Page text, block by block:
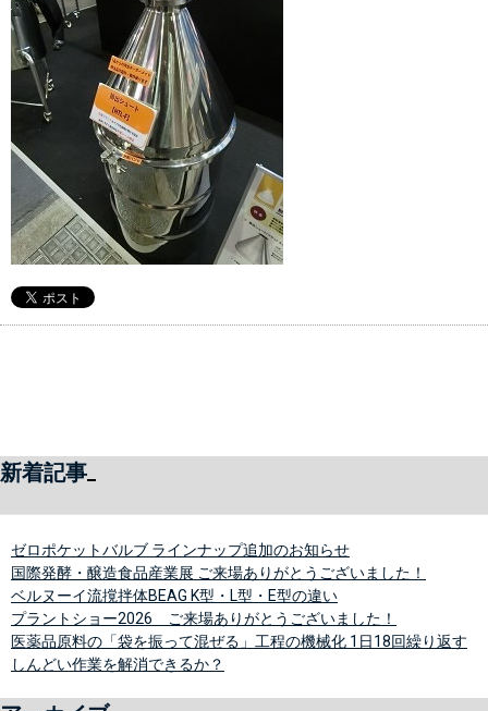
新着記事
ゼロポケットバルブ ラインナップ追加のお知らせ
国際発酵・醸造食品産業展 ご来場ありがとうございました！
ベルヌーイ流撹拌体BEAG K型・L型・E型の違い
プラントショー2026 ご来場ありがとうございました！
医薬品原料の「袋を振って混ぜる」工程の機械化 1日18回繰り返す
しんどい作業を解消できるか？